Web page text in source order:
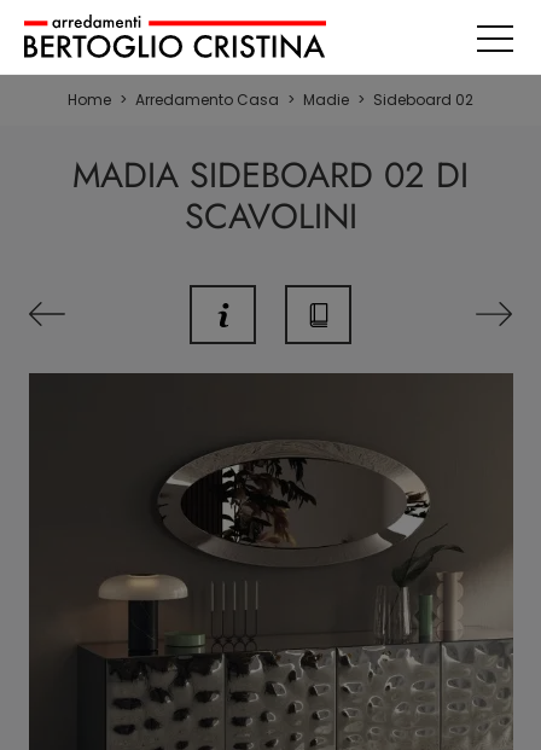
Home > Arredamento Casa > Madie > Sideboard 02
MADIA SIDEBOARD 02 DI
SCAVOLINI